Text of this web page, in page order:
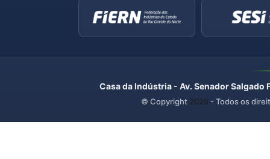
Casa da Indústria - Av. Senador
© Copyright 2026 - Todos os